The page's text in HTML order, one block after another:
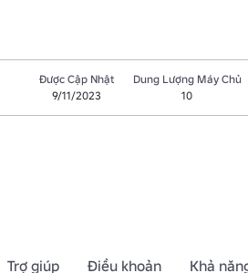
Được Cập Nhật
9/11/2023
Dung Lượng Máy Chủ
10
Trợ giúp Điều khoản Khả